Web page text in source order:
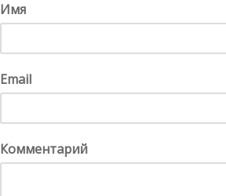
Имя
Email
Комментарий